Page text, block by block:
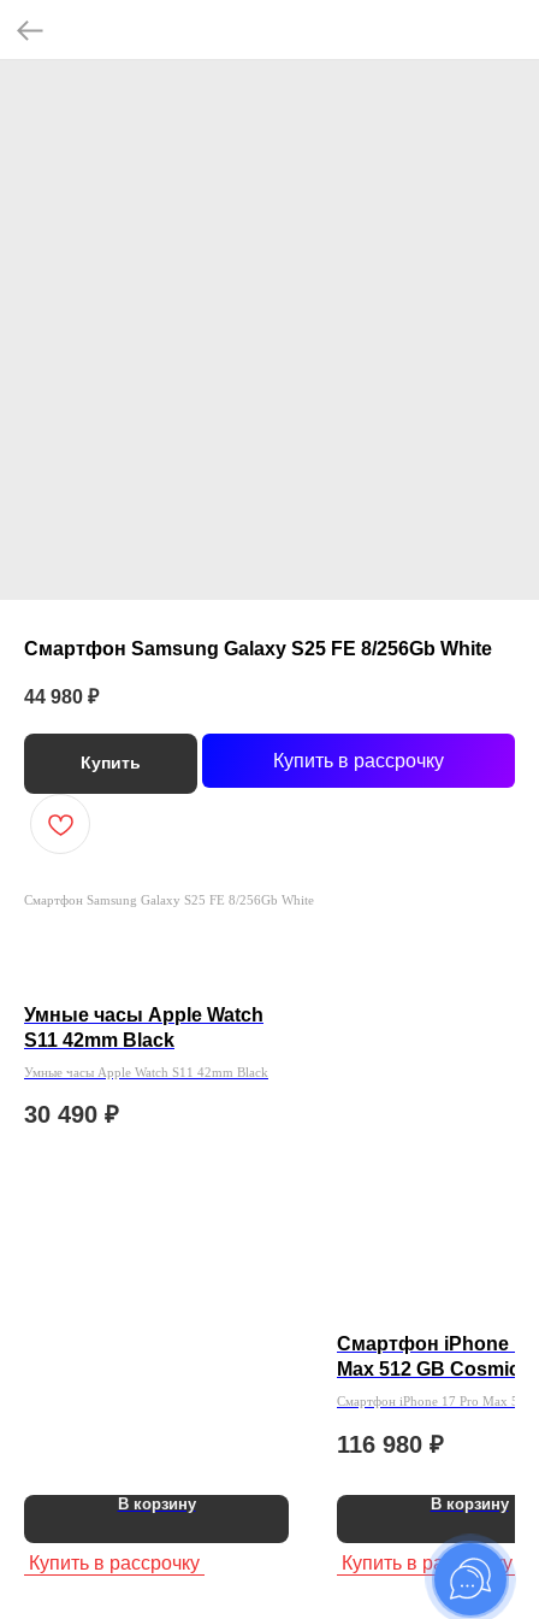
Смартфон Samsung Galaxy S25 FE 8/256Gb White
44 980 ₽
Купить Купить в рассрочку
Смартфон Samsung Galaxy S25 FE 8/256Gb White
Умные часы Apple Watch
S11 42mm Black
Умные часы Apple Watch S11 42mm Black
30 490 ₽
В корзину
Купить в рассрочку
Смартфон iPhone 17
Max 512 GB Cosmic
Esim (без RuStore)
Смартфон iPhone 17 Pro Max 512
116 980 ₽
В корзину
Купить в рассрочку